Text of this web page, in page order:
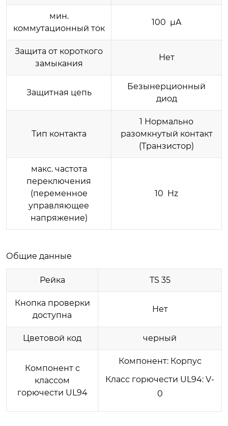
мин.
коммутационный ток
100 µA
Защита от короткого
замыкания
Нет
Защитная цепь
Безынерционный
диод
Тип контакта
1 Нормально
разомкнутый контакт
(Транзистор)
макс. частота
переключения
(переменное
управляющее
напряжение)
10 Hz
Общие данные
Рейка TS 35
Кнопка проверки
доступна
Нет
Цветовой код черный
Компонент с
классом
горючести UL94
Компонент: Корпус
Класс горючести UL94: V-
0